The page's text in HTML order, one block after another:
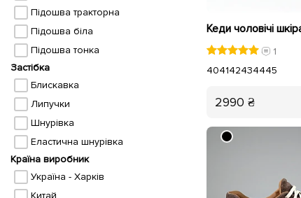
Підошва тракторна
Підошва біла
Підошва тонка
Застібка
Блискавка
Липучки
Шнурівка
Еластична шнурівка
Країна виробник
Україна - Харків
Китай
1
404142434445
2990 ₴